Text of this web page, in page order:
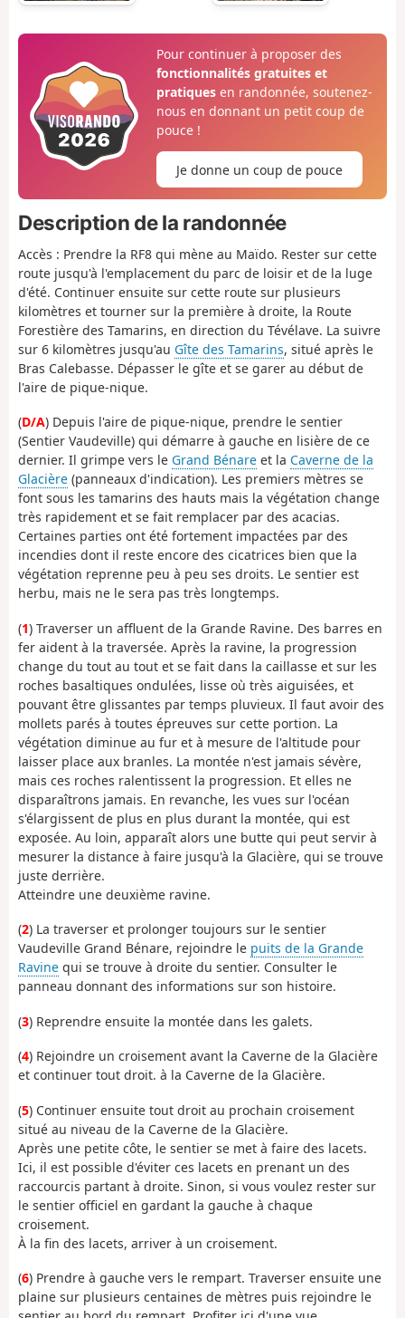
Pour continuer à proposer des
fonctionnalités gratuites et
pratiquesen randonnée, soutenez-
nous en donnant un petit coup de
pouce !
Je donne un coup de pouce
Description de la randonnée
Accès : Prendre la RF8 qui mène au Maïdo. Rester sur cette
route jusqu'à l'emplacement du parc de loisir et de la luge
d'été. Continuer ensuite sur cette route sur plusieurs
kilomètres et tourner sur la première à droite, la Route
Forestière des Tamarins, en direction du Tévélave. La suivre
sur 6 kilomètres jusqu'au Gîte des Tamarins, situé après le
Bras Calebasse. Dépasser le gîte et se garer au début de
l'aire de pique-nique.
(D/A) Depuis l'aire de pique-nique, prendre le sentier
(Sentier Vaudeville) qui démarre à gauche en lisière de ce
dernier. Il grimpe vers le Grand Bénare et la Caverne de la
Glacière (panneaux d'indication). Les premiers mètres se
font sous les tamarins des hauts mais la végétation change
très rapidement et se fait remplacer par des acacias.
Certaines parties ont été fortement impactées par des
incendies dont il reste encore des cicatrices bien que la
végétation reprenne peu à peu ses droits. Le sentier est
herbu, mais ne le sera pas très longtemps.
(1) Traverser un affluent de la Grande Ravine. Des barres en
fer aident à la traversée. Après la ravine, la progression
change du tout au tout et se fait dans la caillasse et sur les
roches basaltiques ondulées, lisse où très aiguisées, et
pouvant être glissantes par temps pluvieux. Il faut avoir des
mollets parés à toutes épreuves sur cette portion. La
végétation diminue au fur et à mesure de l'altitude pour
laisser place aux branles. La montée n'est jamais sévère,
mais ces roches ralentissent la progression. Et elles ne
disparaîtrons jamais. En revanche, les vues sur l'océan
s'élargissent de plus en plus durant la montée, qui est
exposée. Au loin, apparaît alors une butte qui peut servir à
mesurer la distance à faire jusqu'à la Glacière, qui se trouve
juste derrière.
Atteindre une deuxième ravine.
(2) La traverser et prolonger toujours sur le sentier
Vaudeville Grand Bénare, rejoindre le puits de la Grande
Ravine qui se trouve à droite du sentier. Consulter le
panneau donnant des informations sur son histoire.
(3) Reprendre ensuite la montée dans les galets.
(4) Rejoindre un croisement avant la Caverne de la Glacière
et continuer tout droit. à la Caverne de la Glacière.
(5) Continuer ensuite tout droit au prochain croisement
situé au niveau de la Caverne de la Glacière.
Après une petite côte, le sentier se met à faire des lacets.
Ici, il est possible d'éviter ces lacets en prenant un des
raccourcis partant à droite. Sinon, si vous voulez rester sur
le sentier officiel en gardant la gauche à chaque
croisement.
À la fin des lacets, arriver à un croisement.
(6) Prendre à gauche vers le rempart. Traverser ensuite une
plaine sur plusieurs centaines de mètres puis rejoindre le